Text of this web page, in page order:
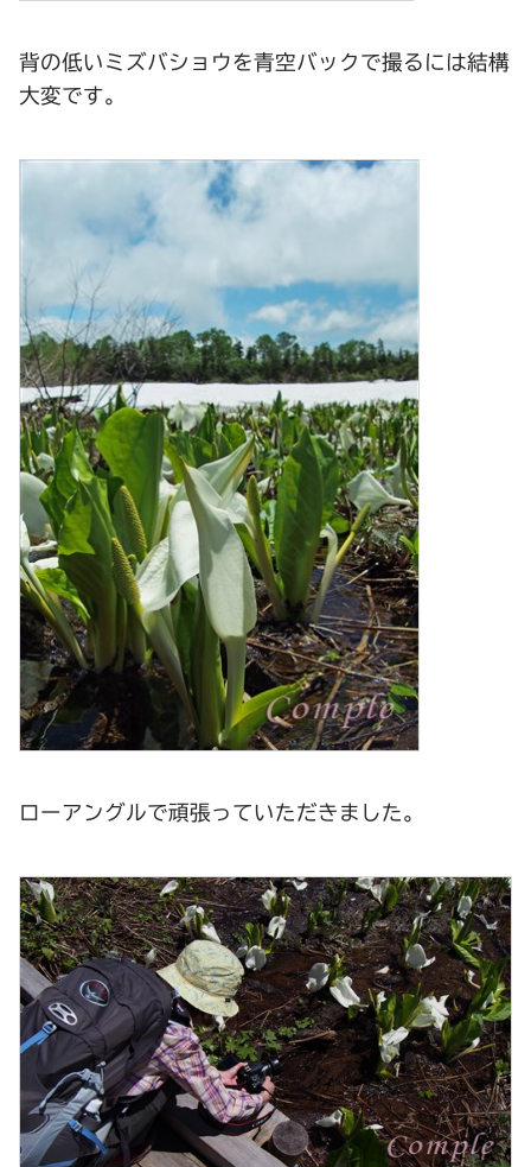
背の低いミズバショウを青空バックで撮るには結構
大変です。
ローアングルで頑張っていただきました。